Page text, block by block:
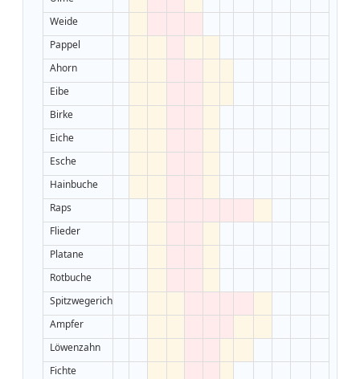
Weide
Pappel
Ahorn
Eibe
Birke
Eiche
Esche
Hainbuche
Raps
Flieder
Platane
Rotbuche
Spitzwegerich
Ampfer
Löwenzahn
Fichte